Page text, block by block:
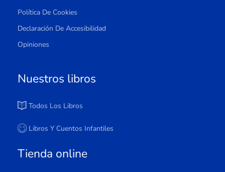
Política De Cookies
Declaración De Accesibilidad
Opiniones
Nuestros libros
Todos Los Libros
Libros Y Cuentos Infantiles
Tienda online